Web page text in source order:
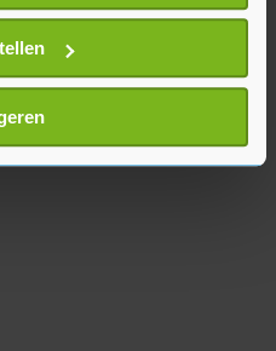
nauwkeurig kan zijn
door het actief te
(fingerprinting)
gegevens worden
in het
moment wijzigen of